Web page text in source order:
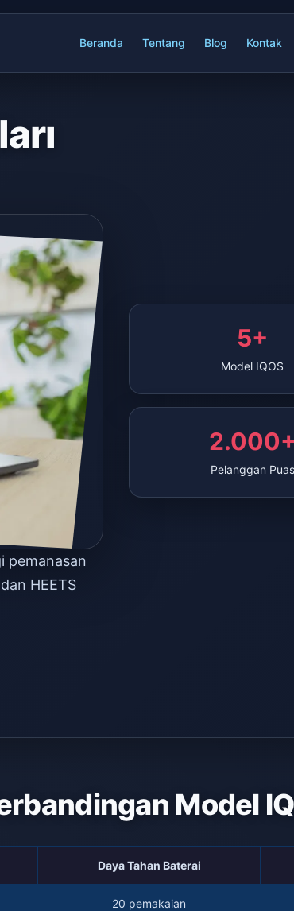
Beranda Tentang Blog Kontak
pemanasan
HEETS
5+
Model IQOS
Pelanggan Puas
Model
Daya Tahan Baterai
20 pemakaian